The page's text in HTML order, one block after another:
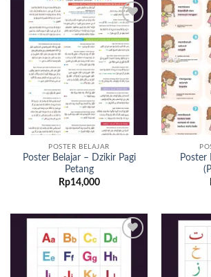
Add to
wishlist
POSTER BELAJAR
Poster Belajar – Dzikir Pagi
Petang
Rp14,000
Poster
wishlist